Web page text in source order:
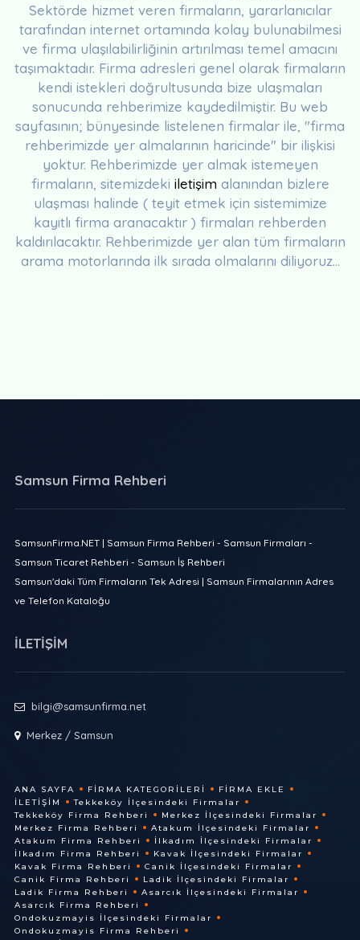
Sektörde hizmet veren firmaların, yararlanıcılar
tarafından internet ortamında kolay bulunabilmesi
ve firma ulaşılabilirliğinin artırılması temel amacını
taşımaktadır. Firma adresleri genel olarak firmaların
kendi istekleri doğrultusunda bize ulaşmaları
sonucunda rehberimize kaydedilmiştir. Bu web
sayfasının; bünyesinde listelenen firmalar ile, "firma
rehberimizde yer almalarının haricinde" bir ilişkisi
yoktur. Rehberimizde yer almak istemeyen
firmaların, sitemizdeki iletişim alanından bizlere
ulaşması halinde ( teyit etmek için sistemimize
kayıtlı firma aranacaktır ) firmaları rehberden
kaldırılacaktır. Rehberimizde yer alan tüm firmaların
arama motorlarında ilk sırada olmalarını diliyoruz...
Samsun Firma Rehberi
SamsunFirma.NET | Samsun Firma Rehberi - Samsun Firmaları -
Samsun Ticaret Rehberi - Samsun İş Rehberi
Samsun'daki Tüm Firmaların Tek Adresi | Samsun Firmalarının Adres
ve Telefon Kataloğu
İLETİŞİM
bilgi@samsunfirma.net
Merkez / Samsun
ANA SAYFA FIRMA KATEGORILERI
FIRMA EKLE
İLETIŞIM
Tekkeköy İlçesindeki Firmalar
Tekkeköy Firma Rehberi
Merkez İlçesindeki Firmalar
Merkez Firma Rehberi
Atakum İlçesindeki Firmalar
Atakum Firma Rehberi
İlkadım İlçesindeki Firmalar
İlkadım Firma Rehberi
Kavak İlçesindeki Firmalar
Kavak Firma Rehberi
Canik İlçesindeki Firmalar
Canik Firma Rehberi
Ladik İlçesindeki Firmalar
Ladik Firma Rehberi
Asarcık İlçesindeki Firmalar
Asarcık Firma Rehberi
Ondokuzmayis İlçesindeki Firmalar
Ondokuzmayis Firma Rehberi